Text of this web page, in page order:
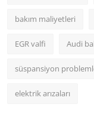
bakım maliyetleri
EGR valfi Audi
süspansiyon
elektrik arızaları